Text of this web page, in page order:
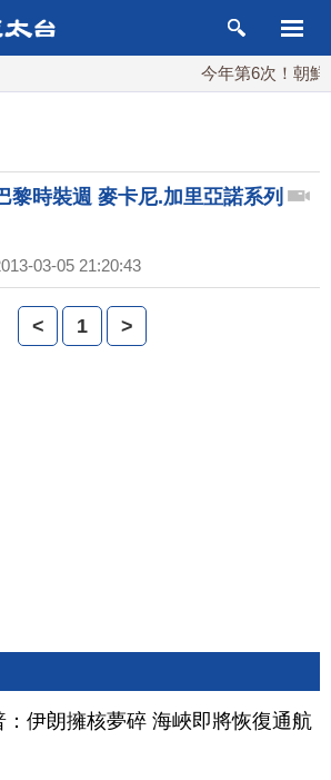
今年第6次！朝鮮
黎時裝週 麥卡尼.加里亞諾系列
03-05 21:20:43
< 1 >
：伊朗擁核夢碎 海峽即將恢復通航